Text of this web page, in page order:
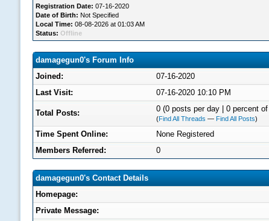
Registration Date: 07-16-2020
Date of Birth: Not Specified
Local Time: 08-08-2026 at 01:03 AM
Status: Offline
damagegun0's Forum Info
Joined:
07-16-2020
Last Visit:
07-16-2020 10:10 PM
Total Posts: 0 (0 posts per day | 0 percent
(Find All Threads — Find All Posts)
Time Spent Online:
None Registered
Members Referred:
0
damagegun0's Contact Details
Homepage:
Private Message: